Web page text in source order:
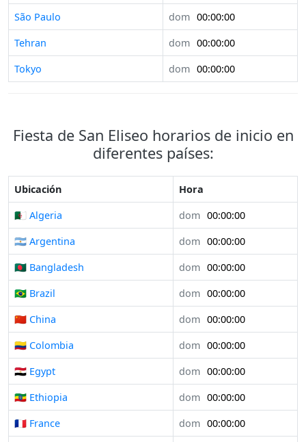
São Paulo dom 00:00:00
Tehran
dom 00:00:00
Tokyo
dom 00:00:00
Fiesta de San Eliseo horarios de inicio en
diferentes países:
Ubicación
Hora
🇩🇿 Algeria
dom 00:00:00
🇦🇷 Argentina
dom 00:00:00
🇧🇩 Bangladesh
dom 00:00:00
🇧🇷 Brazil
dom 00:00:00
🇨🇳 China
dom 00:00:00
🇨🇴 Colombia
dom 00:00:00
🇪🇬 Egypt
dom 00:00:00
🇪🇹 Ethiopia
dom 00:00:00
🇫🇷 France
dom 00:00:00